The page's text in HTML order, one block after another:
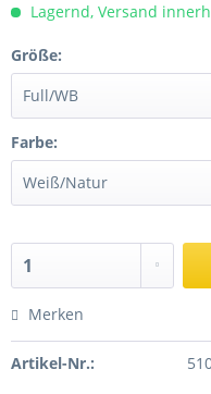
Lagernd, Versand
Größe:
Farbe:
Merken
Artikel-Nr.: